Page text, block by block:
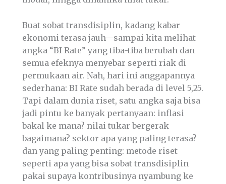
Buat sobat transdisiplin, kadang kabar
ekonomi terasa jauh—sampai kita melihat
angka “BI Rate” yang tiba-tiba berubah dan
semua efeknya menyebar seperti riak di
permukaan air. Nah, hari ini anggapannya
sederhana: BI Rate sudah berada di level 5,25.
Tapi dalam dunia riset, satu angka saja bisa
jadi pintu ke banyak pertanyaan: inflasi
bakal ke mana? nilai tukar bergerak
bagaimana? sektor apa yang paling terasa?
dan yang paling penting: metode riset
seperti apa yang bisa sobat transdisiplin
pakai supaya kontribusinya nyambung ke